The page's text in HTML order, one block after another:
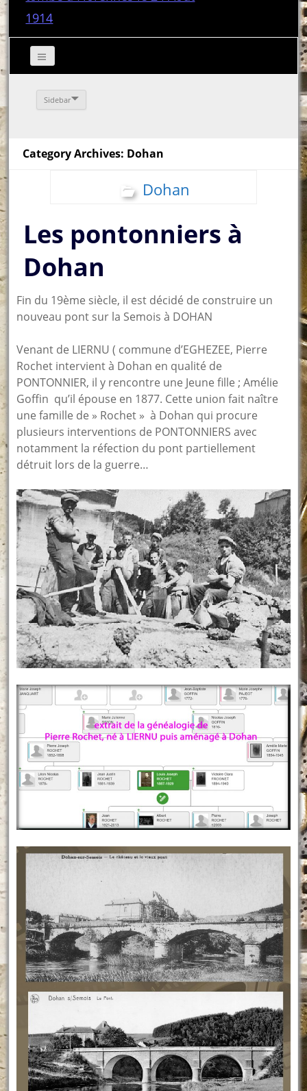
1914
Sidebar
Category Archives: Dohan
Dohan
Les pontonniers à
Dohan
Fin du 19ème siècle, il est décidé de construire un
nouveau pont sur la Semois à DOHAN
Venant de LIERNU ( commune d’EGHEZEE, Pierre
Rochet intervient à Dohan en qualité de
PONTONNIER, il y rencontre une Jeune fille ; Amélie
Goffin qu’il épouse en 1877. Cette union fait naître
une famille de » Rochet » à Dohan qui procure
plusieurs interventions de PONTONNIERS avec
notamment la réfection du pont partiellement
détruit lors de la guerre…